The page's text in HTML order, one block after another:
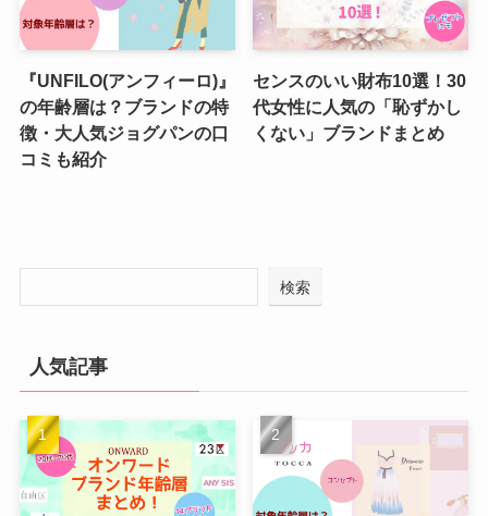
『UNFILO(アンフィーロ)』
の年齢層は？ブランドの特
徴・大人気ジョグパンの口
コミも紹介
センスのいい財布10選！30
代女性に人気の「恥ずかし
くない」ブランドまとめ
検索
人気記事